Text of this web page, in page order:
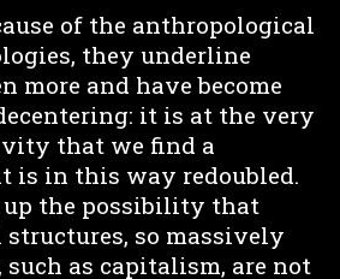
of the anthropological
they underline
more and have become
it is at the very
that we find a
is in this way redoubled.
up the possibility that
so massively
as capitalism, are not